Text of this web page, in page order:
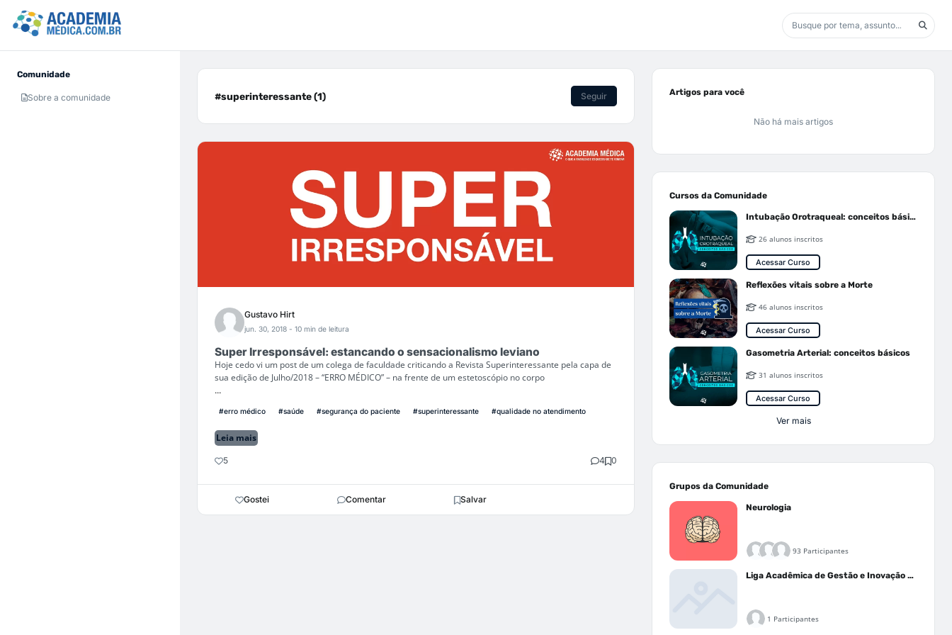
Comunidade
Sobre a comunidade #superinteressante (1) Seguir
Gustavo Hirt
jun. 30, 2018 - 10 min de leitura
Super Irresponsável: estancando o sensacionalismo leviano
Hoje cedo vi um post de um colega de faculdade criticando a Revista Superinteressante pela capa de
sua edição de Julho/2018 – “ERRO MÉDICO” – na frente de um estetoscópio no corpo
...
#erro médico #saúde #segurança do paciente #superinteressante #qualidade no atendimento
Leia mais
5 4 0
Gostei Comentar Salvar
Artigos para você
Não há mais artigos
Cursos da Comunidade
Intubação Orotraqueal: conceitos básicos
26 alunos inscritos
Acessar Curso
Reflexões vitais sobre a Morte
46 alunos inscritos
Acessar Curso
Gasometria Arterial: conceitos básicos
31 alunos inscritos
Acessar Curso
Ver mais
Grupos da Comunidade
Neurologia
93 Participantes
Liga Acadêmica de Gestão e Inovação Médica - LAGIM
1 Participantes